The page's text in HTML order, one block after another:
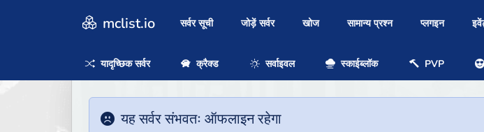
mclist.io सर्वर सूची जोड़ें सर्वर खोज सामान्य प्रश्न प्लगइन
यादृच्छिक सर्वर क्रैक्ड सर्वाइवल स्काईब्लॉक PVP
यह सर्वर संभवतः ऑफलाइन रहेगा